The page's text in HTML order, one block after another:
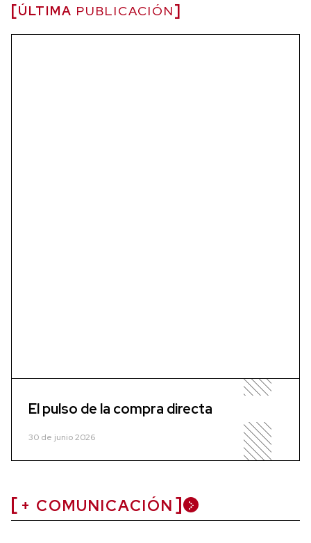
ÚLTIMA PUBLICACIÓN
El pulso de la compra directa
30 de junio 2026
+ COMUNICACIÓN